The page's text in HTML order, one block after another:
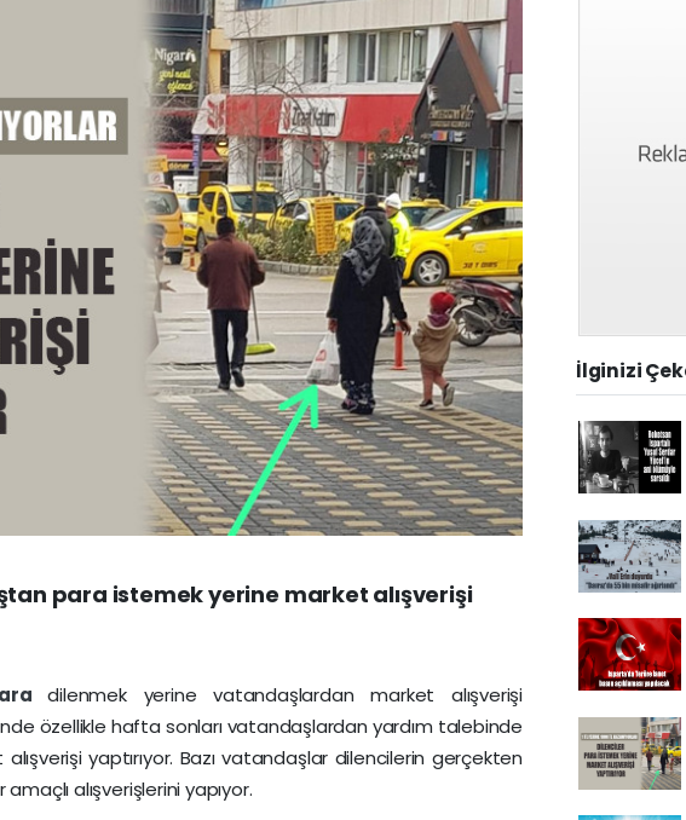
para istemek yerine market alışverişi
dilenmek yerine vatandaşlardan market alışverişi
özellikle hafta sonları vatandaşlardan yardım talebinde
yaptırıyor. Bazı vatandaşlar dilencilerin gerçekten
alışverişlerini yapıyor.
İlginizi